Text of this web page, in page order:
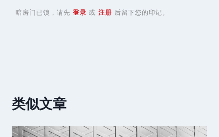
暗房门已锁，请先 登录 或 注册 后留下您的印记。
类似文章